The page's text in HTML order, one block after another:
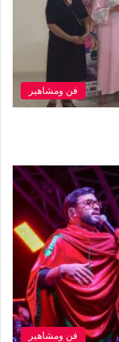
فن ومشاهير
فن ومشاهير